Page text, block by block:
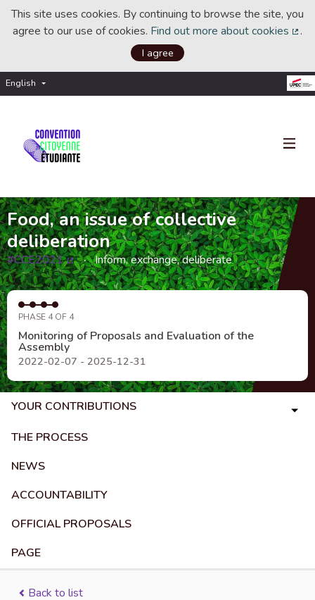
This site uses cookies. By continuing to browse the site, you
agree to our use of cookies. Find out more about cookies .
I agree
English Choisir la langue
Food, an issue of collective
deliberation
#CCE2021
(External link)
Inform, exchange, deliberate
PHASE 4 OF 4
Monitoring of Proposals and Evaluation of the
Assembly
2022-02-07 - 2025-12-31
YOUR CONTRIBUTIONS
THE PROCESS
NEWS
ACCOUNTABILITY
OFFICIAL PROPOSALS
PAGE
Back to list